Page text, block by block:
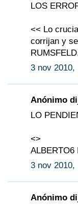
LOS
<< Lo
corrijan y
3 nov 2010,
Anónimo
LO
<>
ALBERTO6
3 nov 2010,
Anónimo